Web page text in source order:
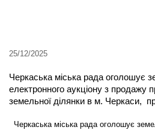
25/12/2025
Черкаська міська рада оголошує
електронного аукціону з продажу
земельної ділянки в м. Черкаси,
Черкаська міська рада оголошує